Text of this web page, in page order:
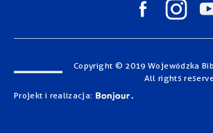
Copyright © 2019 Wojewódzka
All rights
Projekt i realizacja: